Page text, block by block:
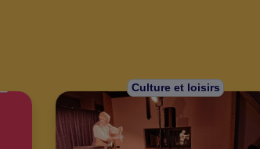
Culture et loisirs